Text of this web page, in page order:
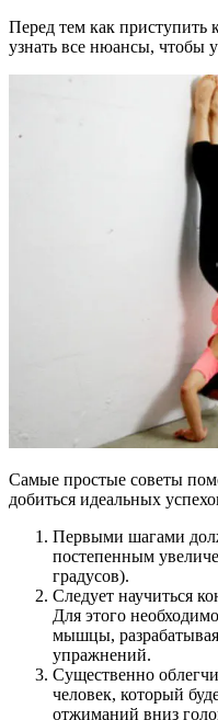
Перед тем как
узнать все нюансы, чтобы
Самые простые советы
добиться идеальных
Первыми шагами
постепенным
градусов).
Следует научиться
Для этого
мышцы,
упражнений.
Существенно
человек, который
отжиманий вниз